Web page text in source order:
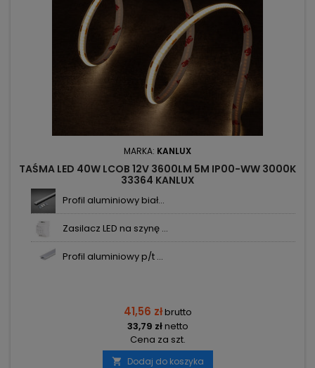
MARKA: KANLUX
TAŚMA LED 40W LCOB 12V 3600LM 5M IP00-WW 3000K
33364 KANLUX
Profil aluminiowy biał...
Zasilacz LED na szynę ...
Profil aluminiowy p/t ...
41,56 złbrutto
33,79 złnetto
Cena za szt.
 Dodaj do koszyka